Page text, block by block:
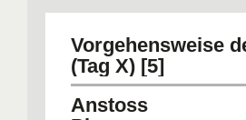
4. Grundgedanke
Die Phasen
Lösungssuche und
jeder
Vorgehensweise
(Tag X) [5]
Anstoss